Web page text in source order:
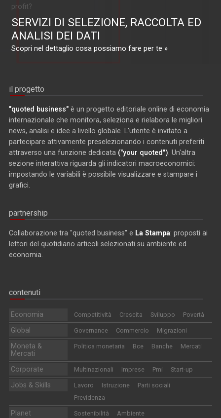
profit?
SERVIZI DI SELEZIONE, RACCOLTA ED
ANALISI DEI DATI
Scopri nel dettaglio cosa possiamo fare per te »
il progetto
"quoted business" è un progetto editoriale online di economia
internazionale che monitora, seleziona e rielabora le migliori
news, analisi e idee a livello globale. L'utente è invitato a
partecipare attivamente preselezionando i contenuti preferiti
attraverso una funzione dedicata ("your quoted") . Un'altra
sezione interattiva riguarda gli indicatori macroeconomici:
impostando le variabili è possibile visualizzare e stampare i
grafici.
partnership
Collaborazione tra "quoted business" e La Stampa: proposti ai
lettori del quotidiano articoli selezionati su ambiente ed
economia.
contenuti
Economia Competitività Crescita Sviluppo Povertà
Global Governance Commercio Migrazioni
Moneta &
Mercati
Politica monetaria Bce Banche Mercati
Corporate Multinazionali Imprese Pmi Start-up
Jobs & Skills Lavoro Istruzione
Parti sociali
Previdenza
Planet Sostenibilità Ambiente